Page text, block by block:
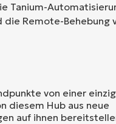
Tanium-
die Remote-Behebung
von einer
diesem Hub aus neue
auf ihnen